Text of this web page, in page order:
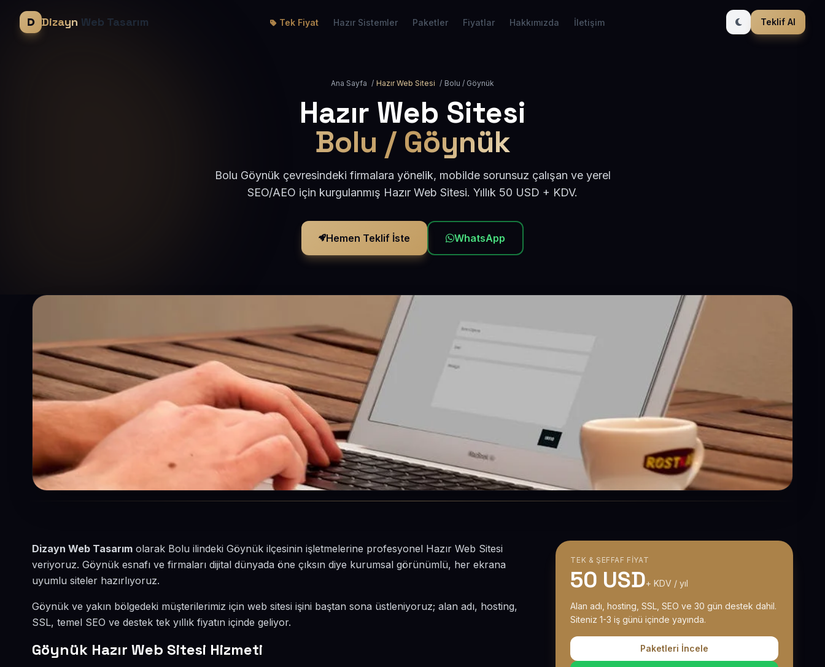
Dizayn Web Tasarım Tek Fiyat Hazır Sistemler Paketler Fiyatlar Hakkımızda İletişim Teklif Al
Ana Sayfa / Hazır Web Sitesi / Bolu / Göynük
Hazır Web Sitesi
Bolu / Göynük
Bolu Göynük çevresindeki firmalara yönelik, mobilde sorunsuz çalışan ve yerel
SEO/AEO için kurgulanmış Hazır Web Sitesi. Yıllık 50 USD + KDV.
Hemen Teklif İste WhatsApp
Dizayn Web Tasarım olarak Bolu ilindeki Göynük ilçesinin işletmelerine profesyonel Hazır Web Sitesi
veriyoruz. Göynük esnafı ve firmaları dijital dünyada öne çıksın diye kurumsal görünümlü, her ekrana
uyumlu siteler hazırlıyoruz.
Göynük ve yakın bölgedeki müşterilerimiz için web sitesi işini baştan sona üstleniyoruz; alan adı, hosting,
SSL, temel SEO ve destek tek yıllık fiyatın içinde geliyor.
Göynük Hazır Web Sitesi Hizmeti
TEK & ŞEFFAF FIYAT
50 USD+ KDV / yıl
Alan adı, hosting, SSL, SEO ve 30 gün destek dahil.
Siteniz 1-3 iş günü içinde yayında.
Paketleri İncele